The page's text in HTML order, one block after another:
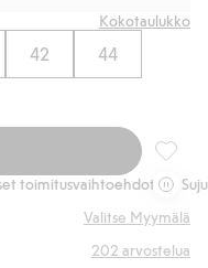
Kokotaulukko
42 44
toimitusvaihtoehdot
Valitse Myymälä
202 arvostelua